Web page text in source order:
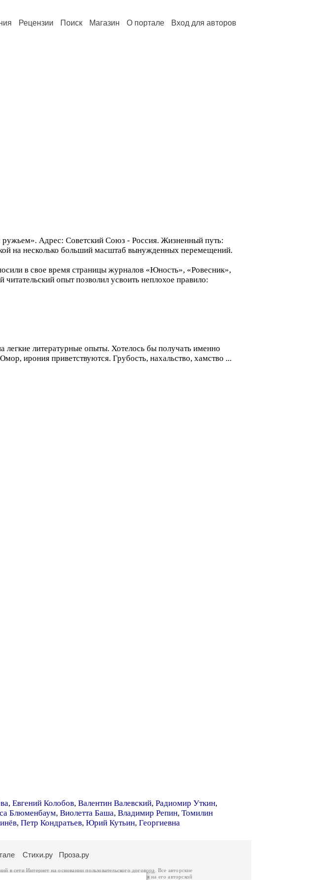
Рецензии Поиск Магазин О портале Вход для авторов
ружьем». Адрес: Советский Союз - Россия. Жизненный путь:
на несколько больший масштаб вынужденных перемещений.
в свое время страницы журналов «Юность», «Ровесник»,
опыт позволил усвоить неплохое правило:
литературные опыты. Хотелось бы получать именно
ирония приветствуются. Грубость, нахальство, хамство ...
, Евгений Колобов, Валентин Валевский, Радиомир Уткин,
Блюменбаум, Виолетта Баша, Владимир Репин, Томилин
, Петр Кондратьев, Юрий Кутьин, Георгиевна
Стихи.ру Проза.ру
в сети Интернет на основаниипользовательского договора
. Все авторские
с согласия его автора, к которому вы можете обратиться на его авторской